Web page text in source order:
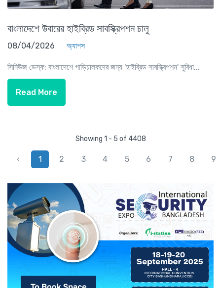
বাংলাদেশে উবারের হাইব্রিড সাবস্ক্রিপশন চালু
08/04/2026 অ্যাপস
সিনিউজ ডেস্ক: বাংলাদেশে গাড়িচালকদের জন্য 'হাইব্রিড সাবস্ক্রিপশন' সুবিধা...
Read More
Showing 1 - 5 of 4408
‹ 1 2 3 4 5 6 7 8 9